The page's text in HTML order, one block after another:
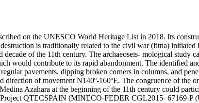
on the UNESCO World Heritage List in 2018. Its
is traditionally related to the civil war (fitna) initiated
of the 11th century. The archaeoseis- mological study
would contribute to its rapid abandonment. The identified
pavements, dipping broken corners in columns, and
direction of movement N140º-160ºE. The congruence of the
Azahara at the beginning of the 11th century could
Project QTECSPAIN (MINECO-FEDER CGL2015- 67169-